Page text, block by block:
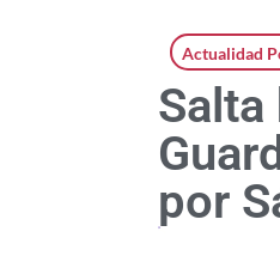
Actualidad
Salta
por